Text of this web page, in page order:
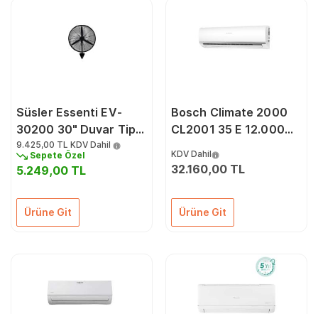
Süsler Essenti EV-
30200 30" Duvar Tipi
Vantilatör 240 W
9.425,00 TL KDV Dahil
Sepete Özel
5.249,00 TL
Ürüne Git
Bosch Climate 2000
CL2001 35 E 12.000
Klima
KDV Dahil
32.160,00 TL
Ürüne Git